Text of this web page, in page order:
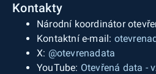
Kontakty
Národní koordinátor
Kontaktní e-mail:
X: @otevrenadata
YouTube: Otevřená data -